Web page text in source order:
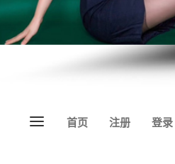
Menu 首页 注册 登录